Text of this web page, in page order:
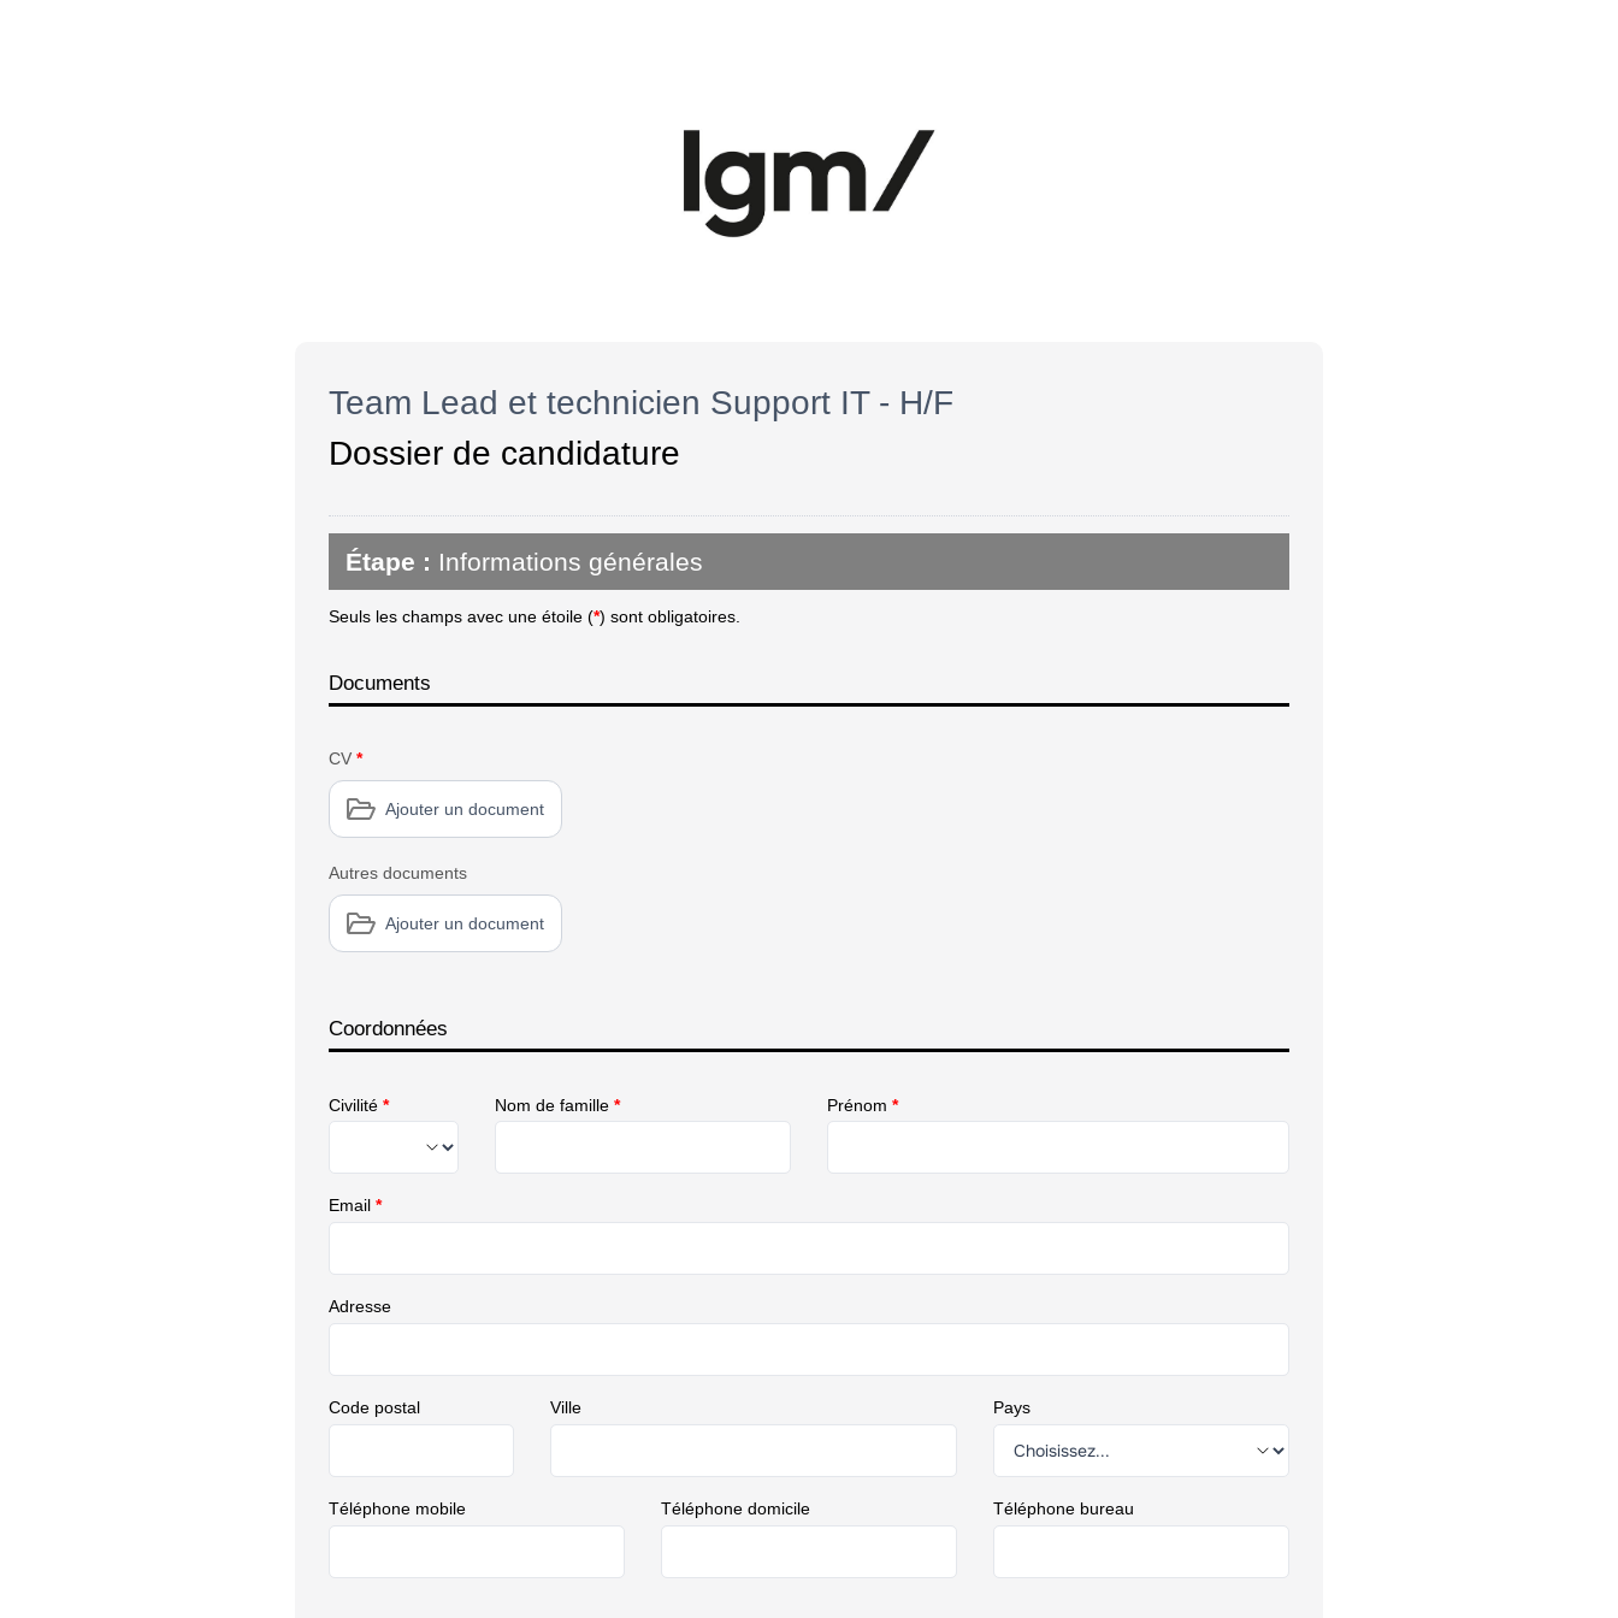
Team Lead et technicien Support IT - H/F
Dossier de candidature
Étape : Informations générales
Seuls les champs avec une étoile (*) sont obligatoires.
Documents
CV *
Ajouter un document
Autres documents
Ajouter un document
Coordonnées
Civilité * Nom de famille * Prénom *
Email *
Adresse
Code postal Ville Pays
Téléphone mobile Téléphone domicile Téléphone bureau